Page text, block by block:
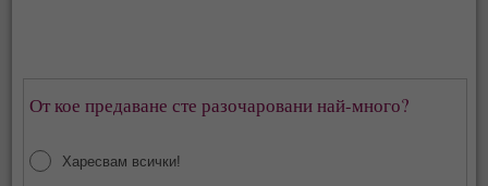
От кое предаване сте разочаровани най-много?
Харесвам всички!